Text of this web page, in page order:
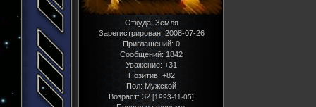
Откуда: Земля
Зарегистрирован: 2008-07-26
Приглашений: 0
Сообщений: 1842
Уважение: +31
Позитив: +82
Пол: Мужской
Возраст: 32 [1993-11-05]